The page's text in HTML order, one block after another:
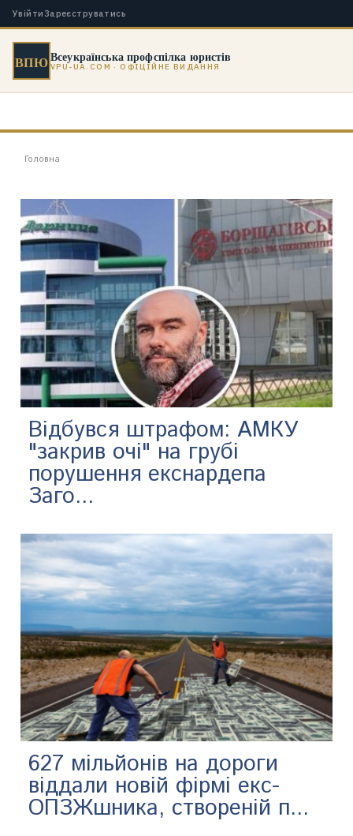
Увійти Зареєструватись
ВПЮВсеукраїнська профспілка юристів
VPU-UA.COM · ОФІЦІЙНЕ ВИДАННЯ
Головна
Відбувся штрафом: АМКУ
"закрив очі" на грубі
порушення екснардепа
Заго...
627 мільйонів на дороги
віддали новій фірмі екс-
ОПЗЖшника, створеній п...